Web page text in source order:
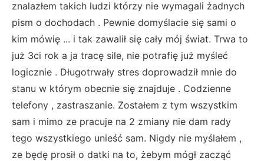
znalazłem takich ludzi którzy nie wymagali żadnych
pism o dochodach . Pewnie domyślacie się sami o
kim mówię ... i tak zawalił się cały mój świat. Trwa to
już 3ci rok a ja tracę sile, nie potrafię już myśleć
logicznie . Długotrwały stres doprowadził mnie do
stanu w którym obecnie się znajduje . Codzienne
telefony , zastraszanie. Zostałem z tym wszystkim
sam i mimo ze pracuje na 2 zmiany nie dam rady
tego wszystkiego unieść sam. Nigdy nie myślałem ,
ze będę prosił o datki na to, żebym mógł zacząć